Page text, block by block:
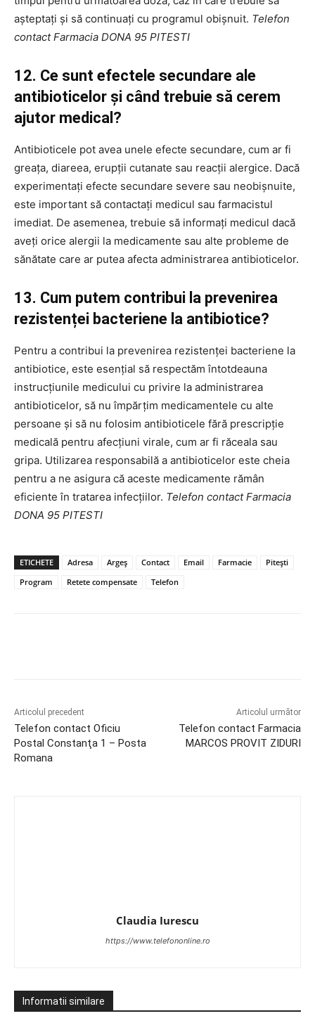
așteptați și să continuați cu programul obișnuit. Telefon
contact Farmacia DONA 95 PITESTI
12. Ce sunt efectele secundare ale
antibioticelor și când trebuie să cerem
ajutor medical?
Antibioticele pot avea unele efecte secundare, cum ar fi
greața, diareea, erupții cutanate sau reacții alergice. Dacă
experimentați efecte secundare severe sau neobișnuite,
este important să contactați medicul sau farmacistul
imediat. De asemenea, trebuie să informați medicul dacă
aveți orice alergii la medicamente sau alte probleme de
sănătate care ar putea afecta administrarea antibioticelor.
13. Cum putem contribui la prevenirea
rezistenței bacteriene la antibiotice?
Pentru a contribui la prevenirea rezistenței bacteriene la
antibiotice, este esențial să respectăm întotdeauna
instrucțiunile medicului cu privire la administrarea
antibioticelor, să nu împărțim medicamentele cu alte
persoane și să nu folosim antibioticele fără prescripție
medicală pentru afecțiuni virale, cum ar fi răceala sau
gripa. Utilizarea responsabilă a antibioticelor este cheia
pentru a ne asigura că aceste medicamente rămân
eficiente în tratarea infecțiilor. Telefon contact Farmacia
DONA 95 PITESTI
ETICHETE Adresa Argeș Contact Email Farmacie
Pitești
Program
Retete compensate Telefon
Articolul precedent
Telefon contact Oficiu
Postal Constanţa 1 – Posta
Romana
Articolul următor
Telefon contact Farmacia
MARCOS PROVIT ZIDURI
Claudia Iurescu
https://www.telefononline.ro
Informatii similare